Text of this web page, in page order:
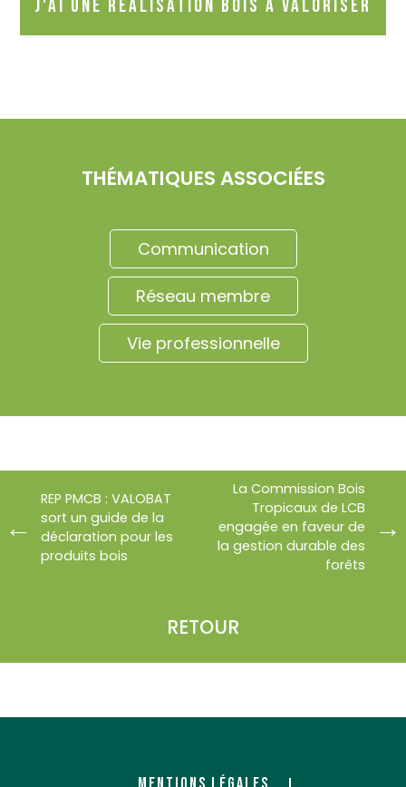
J'ai une réalisation bois à valoriser
THÉMATIQUES ASSOCIÉES
Communication
Réseau membre
Vie professionnelle
REP PMCB : VALOBAT
sort un guide de la
déclaration pour les
produits bois
RETOUR
La Commission Bois
Tropicaux de LCB
engagée en faveur de
la gestion durable des
forêts